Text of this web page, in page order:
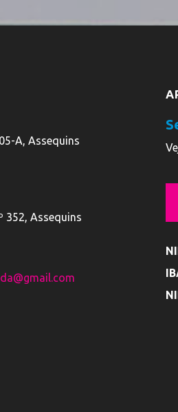
A, Assequins
352, Assequins